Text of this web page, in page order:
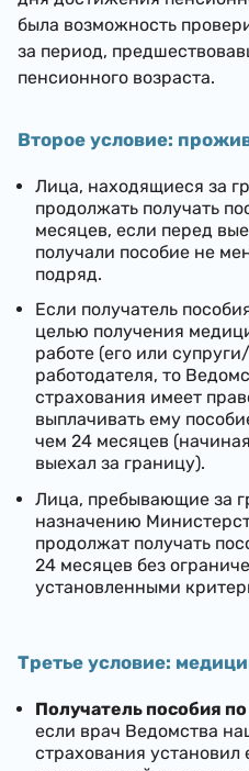
была возможность
за период,
пенсионного возраста.
Второе условие:
Лица, находящиеся за
продолжать получать
месяцев, если перед
получали пособие не
подряд.
Если получатель
целью получения
работе (его или
работодателя, то
страхования имеет
выплачивать ему
чем 24 месяцев
выехал за границу).
Лица, пребывающие за
назначению
продолжат получать
24 месяцев без
установленными
Третье условие:
Получатель пособия
если врач Ведомства
страхования установил